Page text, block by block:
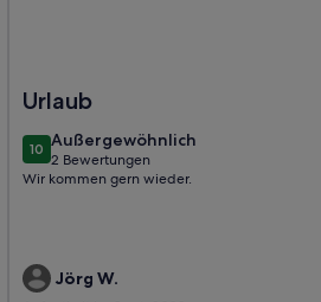
Urlaub
1010 von 10
Außergewöhnlich
außergewöhnlich
2 Bewertungen
(2
bewertungen)
Wir kommen gern wieder.
Jörg W.